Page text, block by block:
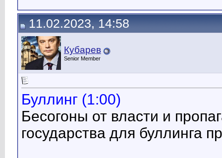
11.02.2023, 14:58
Кубарев
Senior Member
Буллинг (1:00)
Бесогоны от власти и
государства для буллинга